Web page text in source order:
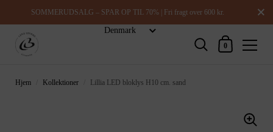
SOMMERUDSALG – SPAR OP TIL 70% | Fri fragt over 600 kr.
Indkøbskurv
0
Hjem Kollektioner Lillia LED bloklys H10 cm. sand